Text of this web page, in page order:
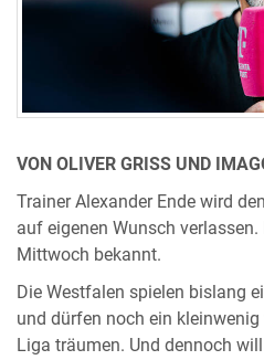
VON OLIVER GRISS UND
Trainer Alexander Ende wird
auf eigenen Wunsch
Mittwoch bekannt.
Die Westfalen spielen bislang
und dürfen noch ein
Liga träumen. Und dennoch